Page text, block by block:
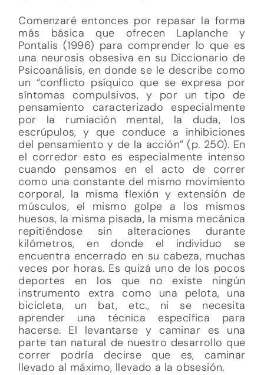
Comenzaré entonces por repasar la forma
más básica que ofrecen Laplanche y
Pontalis (1996) para comprender lo que es
una neurosis obsesiva en su Diccionario de
Psicoanálisis, en donde se le describe como
un “conflicto psíquico que se expresa por
síntomas compulsivos, y por un tipo de
pensamiento caracterizado especialmente
por la rumiación mental, la duda, los
escrúpulos, y que conduce a inhibiciones
del pensamiento y de la acción” (p. 250). En
el corredor esto es especialmente intenso
cuando pensamos en el acto de correr
como una constante del mismo movimiento
corporal, la misma flexión y extensión de
músculos, el mismo golpe a los mismos
huesos, la misma pisada, la misma mecánica
repitiéndose sin alteraciones durante
kilómetros, en donde el individuo se
encuentra encerrado en su cabeza, muchas
veces por horas. Es quizá uno de los pocos
deportes en los que no existe ningún
instrumento extra como una pelota, una
bicicleta, un bat, etc., ni se necesita
aprender una técnica específica para
hacerse. El levantarse y caminar es una
parte tan natural de nuestro desarrollo que
correr podría decirse que es, caminar
llevado al máximo, llevado a la obsesión.